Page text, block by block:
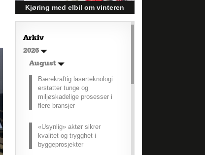
Kjøring med elbil om vinteren
– hvordan få bedre
rekkevidde?
Elbiler (EV) representerer
fremtiden for transport, men deres
effektivitet under utfordrende
utfordring.
Arkiv
2026
August
Bærekraftig laserteknologi
erstatter tunge og
miljøskadelige prosesser i
flere bransjer
«Usynlig» aktør sikrer
kvalitet og trygghet i
byggeprosjekter